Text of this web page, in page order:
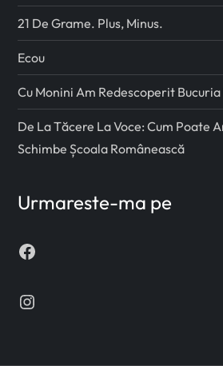
21 De Grame. Plus, Minus.
Ecou
Cu Monini Am Redescoperit
De La Tăcere La Voce: Cum Poate
Schimbe Școala Românească
Urmareste-ma pe